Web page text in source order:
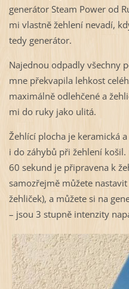
generátor Steam Power od
mi vlastně žehlení nevadí,
tedy generátor.
Najednou odpadly všechny
mne překvapila lehkost
maximálně odlehčené a
mi do ruky jako ulitá.
Žehlící plocha je keramická
i do záhybů při žehlení
60 sekund je připravena k
samozřejmě můžete
žehliček), a můžete si na
– jsou 3 stupně intenzity